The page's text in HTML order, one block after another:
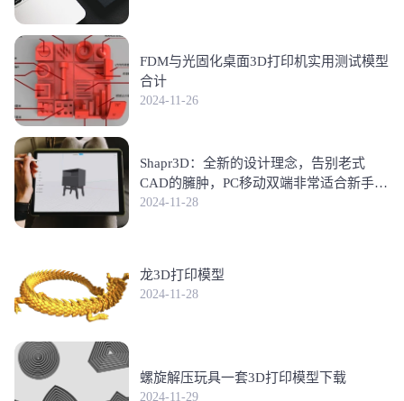
FDM与光固化桌面3D打印机实用测试模型
合计
2024-11-26
Shapr3D：全新的设计理念，告别老式
CAD的臃肿，PC移动双端非常适合新手学
习符合3D打印建模的未来
2024-11-28
龙3D打印模型
2024-11-28
螺旋解压玩具一套3D打印模型下载
2024-11-29